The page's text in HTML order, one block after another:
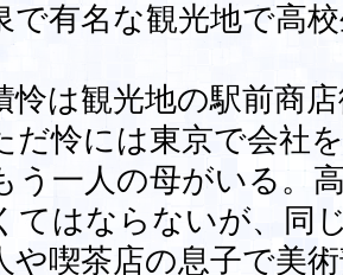
有名な観光地で高
は観光地の駅前商
だ怜には東京で会社
う一人の母がいる。
てはならないが、同
や喫茶店の息子で美